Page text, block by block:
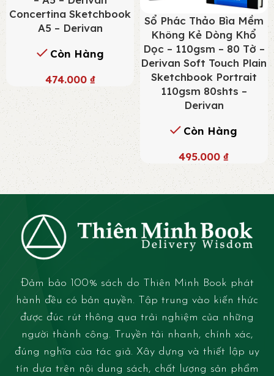
Concertina Sketchbook
A5 – Derivan
Còn Hàng
474.000 ₫
Sổ Phác Thảo Bìa Mềm
Không Kẻ Dòng Khổ
Dọc – 110gsm – 80 Tờ –
Derivan Soft Touch Plain
Sketchbook Portrait
110gsm 80shts –
Derivan
Còn Hàng
495.000₫
Đảm bảo 100% sách do Thiên Minh Book phát
hành đều có bản quyền. Tập trung vào kiến thức
được đúc rút thông qua trải nghiệm của những
người thành công. Truyền tải nhanh, chính xác,
đúng nghĩa của tác giả. Xây dựng và thiết lập uy
tín dựa trên nội dung sách, chất lượng sản phẩm